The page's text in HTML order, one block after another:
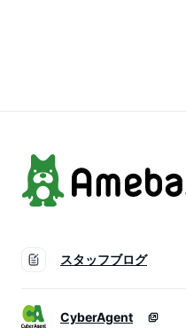
スタッフブログ
CyberAgent